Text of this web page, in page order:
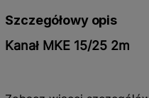
Szczegółowy opis
Kanał MKE 15/25 2m
Kanał MKE 15/25 2m to